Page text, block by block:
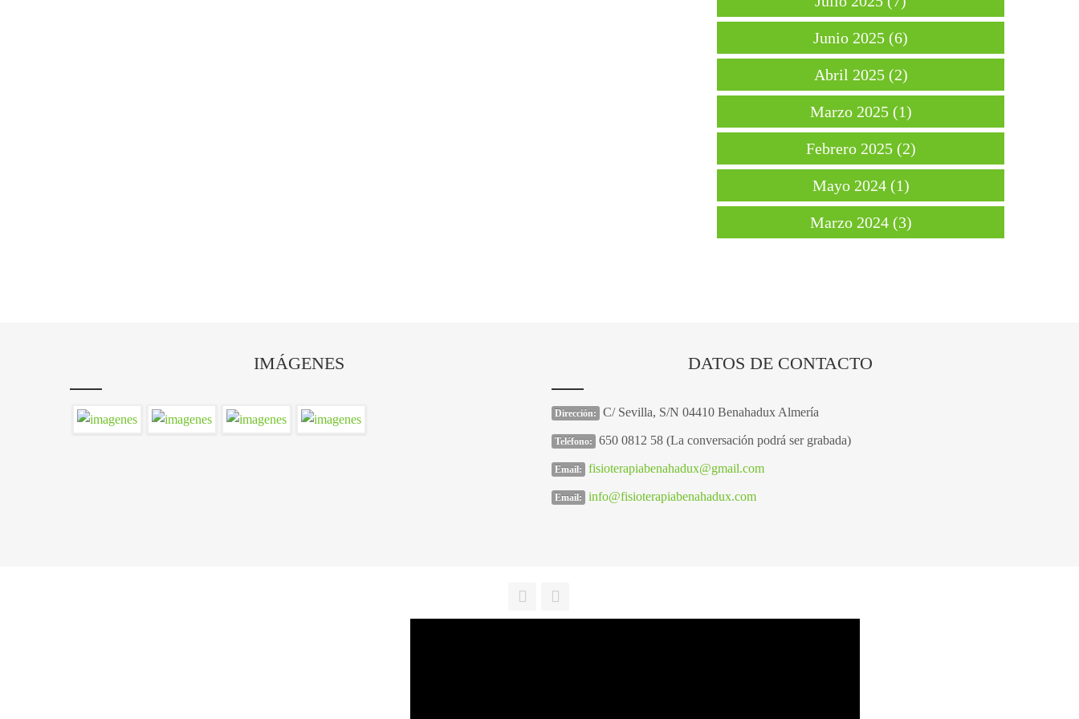
Junio 2025 (6)
Abril 2025 (2)
Marzo 2025 (1)
Febrero 2025 (2)
Mayo 2024 (1)
Marzo 2024 (3)
IMÁGENES DATOS DE CONTACTO
Dirección: C/ Sevilla, S/N 04410 Benahadux Almería
Teléfono: 650 0812 58 (La conversación podrá ser grabada)
Email: fisioterapiabenahadux@gmail.com
Email: info@fisioterapiabenahadux.com